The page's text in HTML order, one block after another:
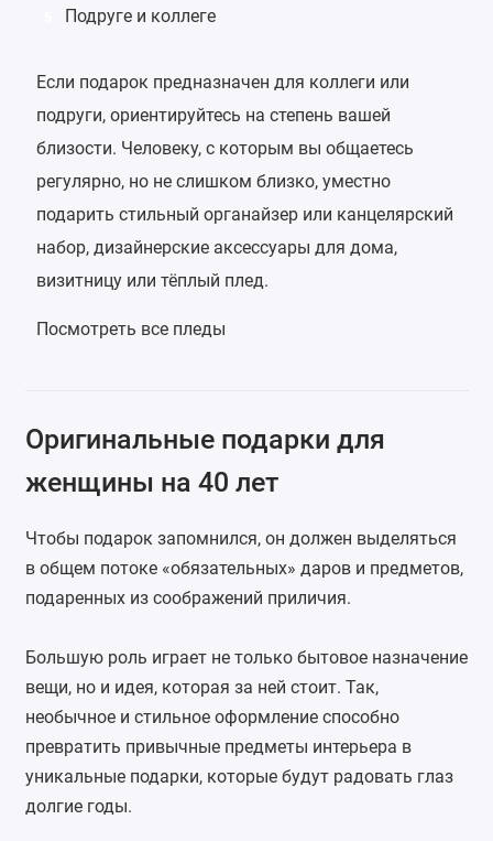
Подруге и коллеге
Если подарок предназначен для коллеги или
подруги, ориентируйтесь на степень вашей
близости. Человеку, с которым вы общаетесь
регулярно, но не слишком близко, уместно
подарить стильный органайзер или канцелярский
набор, дизайнерские аксессуары для дома,
визитницу или тёплый плед.
Посмотреть все пледы
Оригинальные подарки для
женщины на 40 лет
Чтобы подарок запомнился, он должен выделяться
в общем потоке «обязательных» даров и предметов,
подаренных из соображений приличия.
Большую роль играет не только бытовое назначение
вещи, но и идея, которая за ней стоит. Так,
необычное и стильное оформление способно
превратить привычные предметы интерьера в
уникальные подарки, которые будут радовать глаз
долгие годы.